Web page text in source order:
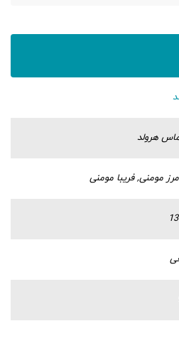
هرولد
مومنی, فریبا مومنی